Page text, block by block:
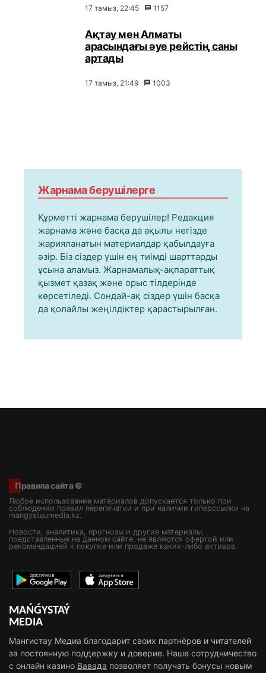
17 тамыз, 22:45 1157
Ақтау мен Алматы
арасындағы әуе рейстің саны
артады
17 тамыз, 21:49 1003
Жарнама берушілерге
Құрметті жарнама берушілер! Редакция
жарнама және басқа да ақылы негізде
жарияланатын материалдар қабылдауға
әзір. Біз сіздер үшін ең тиімді шарттарды
ұсына аламыз. Жарнамалық-ақпараттық
қызмет қазақ және орыс тілдерінде
көрсетіледі. Сондай-ақ сіздер үшін басқа
да қолайлы жеңілдіктер қарастырылған.
Правила сайта ©
Любое использование материалов допускается только при
соблюдении правил перепечатки и при наличии гиперссылки на
mangystaumedia.kz.
Новости, аналитика, прогнозы и другие материалы,
представленные на данном сайте, не являются офертой или
рекомендацией к покупке или продаже каких-либо активов.
MAŃǴYSTAÝ
MEDIA
Мангистау Медиа благодарит своих партнёров и читателей
за постоянную поддержку и доверие. Наше сотрудничество
с онлайн казино Вавада позволяет получать бонусы новым